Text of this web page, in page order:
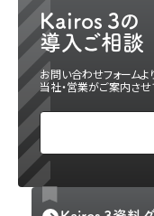
Kairos 3の
導入ご相談
お問い合わせフォーム
当社・営業がご案内さ